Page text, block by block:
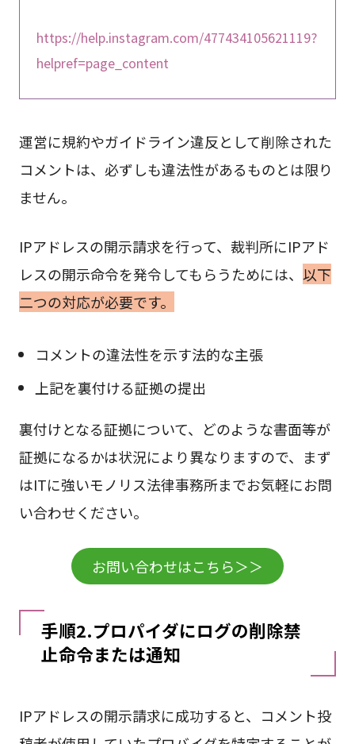
https://help.instagram.com/477434105621119?
helpref=page_content
運営に規約やガイドライン違反として削除された
コメントは、必ずしも違法性があるものとは限り
ません。
IPアドレスの開示請求を行って、裁判所にIPアド
レスの開示命令を発令してもらうためには、 以下
二つの対応が必要です。
コメントの違法性を示す法的な主張
上記を裏付ける証拠の提出
裏付けとなる証拠について、どのような書面等が
証拠になるかは状況により異なりますので、まず
はITに強いモノリス法律事務所までお気軽にお問
い合わせください。
お問い合わせはこちら＞＞
手順2.プロパイダにログの削除禁
止命令または通知
IPアドレスの開示請求に成功すると、コメント投